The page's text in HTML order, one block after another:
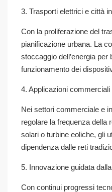
3. Trasporti elettrici e città
Con la proliferazione del
pianificazione urbana. La
stoccaggio dell’energia
funzionamento dei
4. Applicazioni commerciali
Nei settori commerciale e
regolare la frequenza della
solari o turbine eoliche, gli
dipendenza dalle reti
5. Innovazione guidata
Con continui progressi